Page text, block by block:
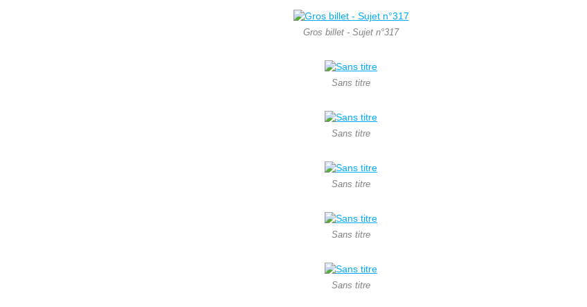
Gros billet - Sujet n°317
Sans titre
Sans titre
Sans titre
Sans titre
Sans titre